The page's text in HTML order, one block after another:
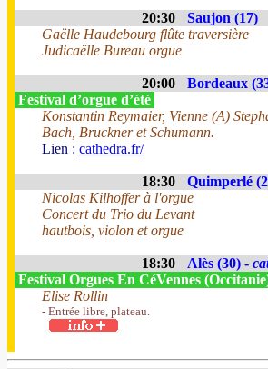
20:30
Saujon (17)
Gaëlle Haudebourg flûte traversière
Judicaëlle Bureau orgue
20:00 Bordeaux
Festival d’orgue d’été
Konstantin Reymaier, Vienne (A)
Bach, Bruckner et Schumann.
Lien : cathedra.fr/
18:30
Quimperlé
Nicolas Kilhoffer à l'orgue
Concert du Trio du Levant
hautbois, violon et orgue
18:30 Alès (30) -
Festival Orgues En CéVennes
Elise Rollin
- Entrée libre, plateau.